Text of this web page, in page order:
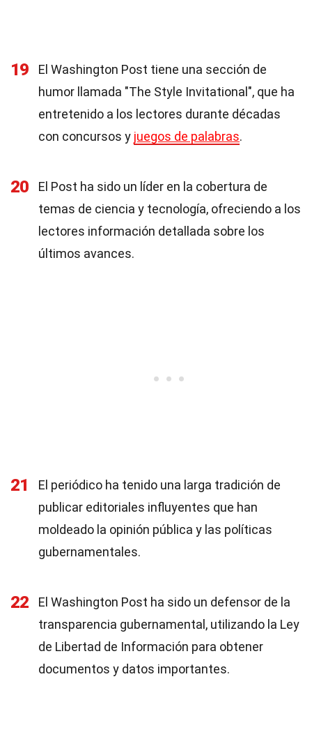
19
El Washington Post tiene una sección de
humor llamada "The Style Invitational", que ha
entretenido a los lectores durante décadas
con concursos y juegos de palabras.
20
El Post ha sido un líder en la cobertura de
temas de ciencia y tecnología, ofreciendo a los
lectores información detallada sobre los
últimos avances.
21
El periódico ha tenido una larga tradición de
publicar editoriales influyentes que han
moldeado la opinión pública y las políticas
gubernamentales.
22
El Washington Post ha sido un defensor de la
transparencia gubernamental, utilizando la Ley
de Libertad de Información para obtener
documentos y datos importantes.